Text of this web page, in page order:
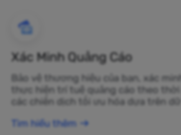
Xác Minh Quảng Cáo
Bảo vệ thương hiệu của bạn, xác
thực hiện trí tuệ quảng cáo theo
các chiến dịch tối ưu hóa dựa trên dữ
Tìm hiểu thêm